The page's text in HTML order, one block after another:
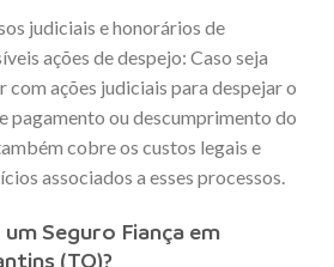
judiciais e honorários de
ações de despejo: Caso seja
com ações judiciais para despejar o
pagamento ou descumprimento do
cobre os custos legais e
associados a esses processos.
Seguro Fiança em
(TO)?